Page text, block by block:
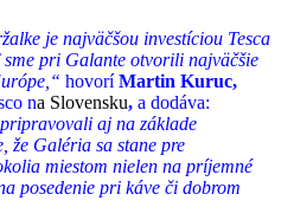
je najväčšou investíciou Tesca
pri Galante otvorili najväčšie
hovoríMartin Kuruc,
na Slovensku, a dodáva:
aj na základe
že Galéria sa stane pre
miestom nielen na príjemné
posedenie pri káve či dobrom